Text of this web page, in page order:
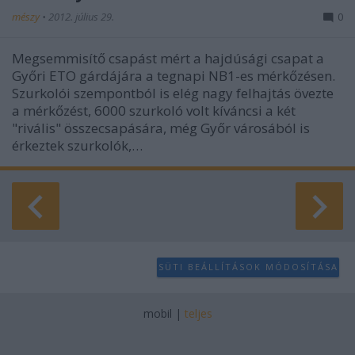
mészy • 2012. július 29. 0
Megsemmisítő csapást mért a hajdúsági csapat a
Győri ETO gárdájára a tegnapi NB1-es mérkőzésen.
Szurkolói szempontból is elég nagy felhajtás övezte
a mérkőzést, 6000 szurkoló volt kíváncsi a két
"rivális" összecsapására, még Győr városából is
érkeztek szurkolók,…
SÜTI BEÁLLÍTÁSOK MÓDOSÍTÁSA
mobil | teljes